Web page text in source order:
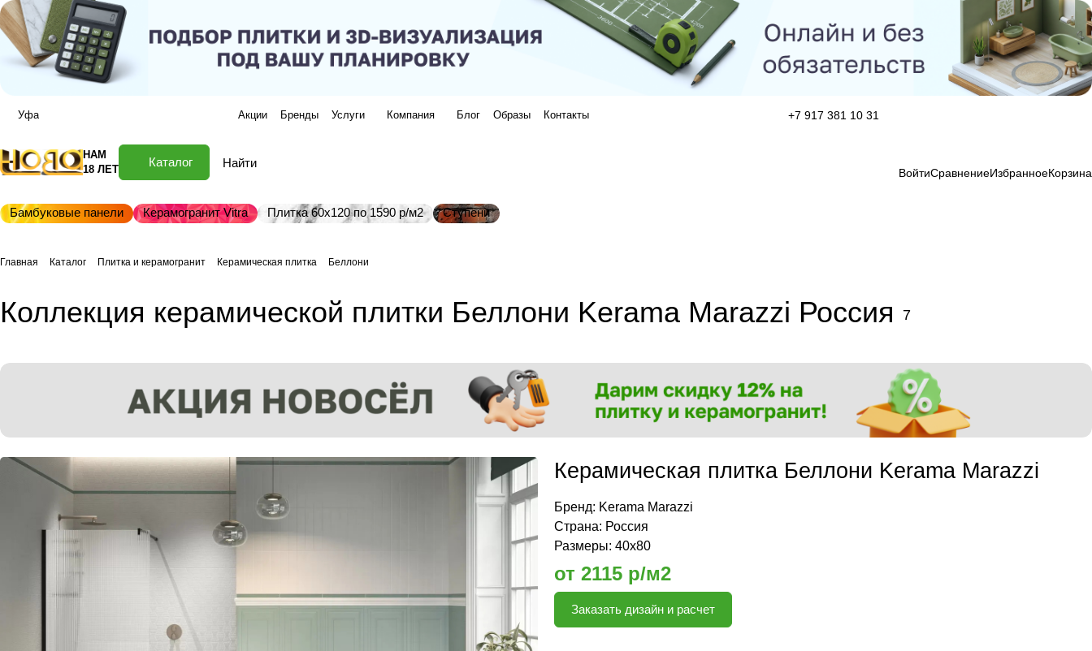
Уфа Акции Бренды Услуги Компания Блог Образы Контакты +7 917 381 10 31
НАМ
18 ЛЕТ
Каталог
ВойтиСравнениеИзбранноеКорзина
Бамбуковые панели Керамогранит Vitra Плитка 60х120 по 1590 р/м2 Ступени
Главная Каталог Плитка и керамогранит Керамическая плитка Беллони
Коллекция керамической плитки Беллони Kerama Marazzi Россия 7
Керамическая плитка Беллони Kerama Marazzi
Бренд: Kerama Marazzi
Страна: Россия
Размеры: 40х80
от 2115 р/м2
Заказать дизайн и расчет